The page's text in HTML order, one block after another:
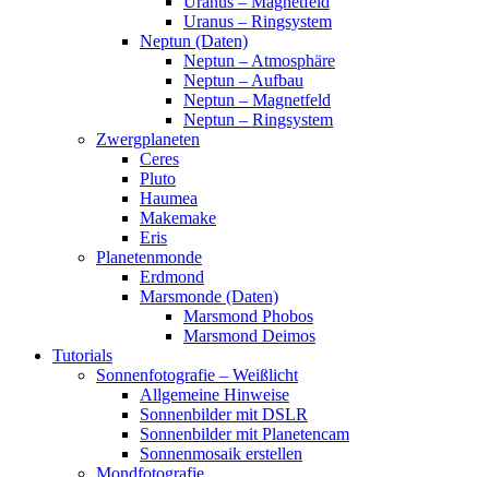
Uranus – Ringsystem
Neptun (Daten)
Neptun – Atmosphäre
Neptun – Aufbau
Neptun – Magnetfeld
Neptun – Ringsystem
Zwergplaneten
Ceres
Pluto
Haumea
Makemake
Eris
Planetenmonde
Erdmond
Marsmonde (Daten)
Marsmond Phobos
Marsmond Deimos
Tutorials
Sonnenfotografie – Weißlicht
Allgemeine Hinweise
Sonnenbilder mit DSLR
Sonnenbilder mit Planetencam
Sonnenmosaik erstellen
Mondfotografie